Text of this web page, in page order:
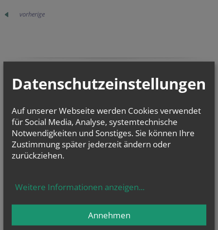
vorherige
Termine statt.
Pfarre Jedlesee
– Maria Loretto
Datenschutzeinstellungen
Auf unserer Webseite werden Cookies verwendet
für Social Media, Analyse, systemtechnische
Notwendigkeiten und Sonstiges. Sie können Ihre
Zustimmung später jederzeit ändern oder
zurückziehen.
Weitere Informationen anzeigen...
Annehmen